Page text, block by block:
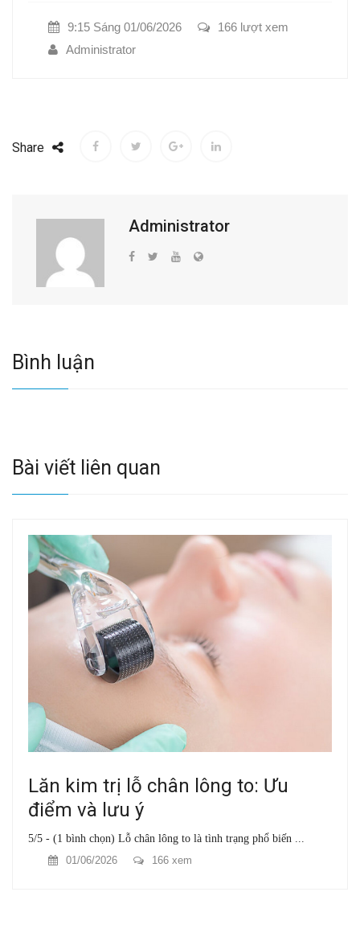
9:15 Sáng 01/06/2026
166 lượt xem
Administrator
Share
Administrator
Bình luận
Bài viết liên quan
Lăn kim trị lỗ chân lông to: Ưu
điểm và lưu ý
5/5 - (1 bình chọn) Lỗ chân lông to là tình trạng phổ biến ...
01/06/2026
166 xem